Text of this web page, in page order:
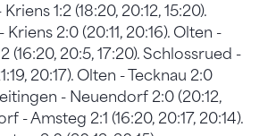
1:2 (18:20, 20:12, 15:20).
2:0 (20:11, 20:16). Olten -
(16:20, 20:5, 17:20). Schlossrued -
20:17). Olten - Tecknau 2:0
- Neuendorf 2:0 (20:12,
- Amsteg 2:1 (16:20, 20:17, 20:14).